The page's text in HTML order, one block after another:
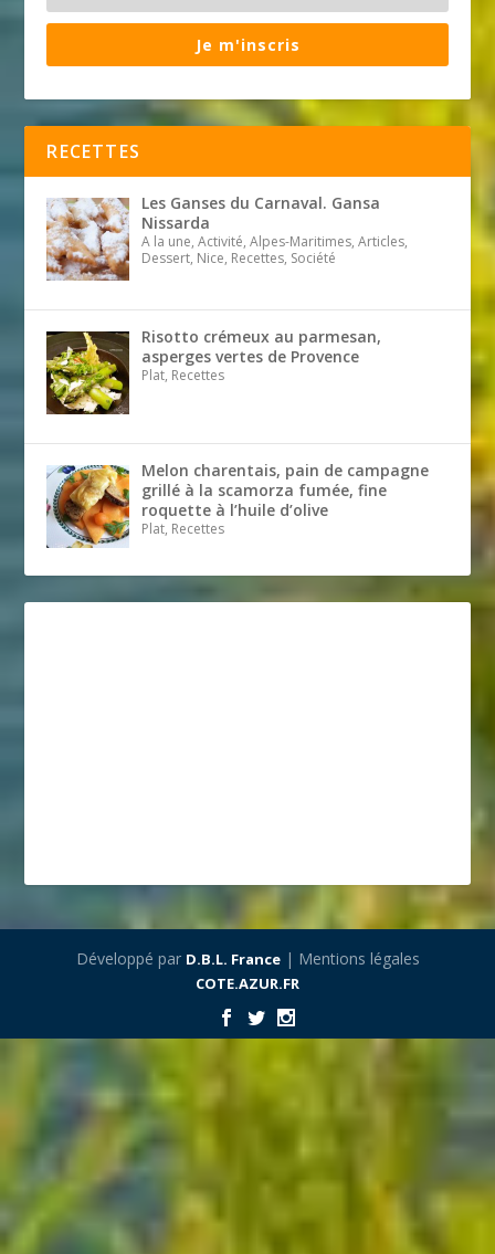
Je m'inscris
RECETTES
Les Ganses du Carnaval. Gansa
Nissarda
A la une, Activité, Alpes-Maritimes, Articles,
Dessert, Nice, Recettes, Société
Risotto crémeux au parmesan,
asperges vertes de Provence
Plat, Recettes
Melon charentais, pain de campagne
grillé à la scamorza fumée, fine
roquette à l’huile d’olive
Plat, Recettes
Développé par D.B.L. France| Mentions légales
COTE.AZUR.FR